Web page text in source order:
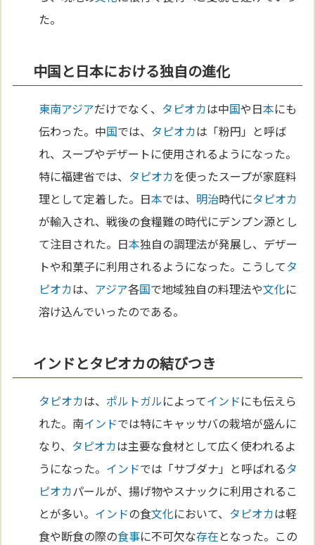
た。
中国と日本における独自の進化
東南アジアだけでなく、 タピオカは中国や日本にも
伝わった。中国では、 タピオカは「粉円」と呼ば
れ、スープやデザートに使用されるようになった。
特に福建省では、 タピオカを使ったスープが家庭料
理として定着した。日本では、 明治時代にタピオカ
が輸入され、戦後の食糧難の時代にデンプン源とし
て注目された。日本独自の調理法が発展し、デザー
トや和菓子に利用されるようになった。こうしてタ
ピオカは、 アジア各国で地域独自の料理法や文化に
溶け込んでいったのである。
インドとタピオカの結びつき
タピオカは、 ポルトガルによってインドにも伝えら
れた。南インドでは特にキャッサバの栽培が盛んに
なり、 タピオカは主要な食材として広く使われるよ
うになった。 インドでは「サブダナ」と呼ばれるタ
ピオカパールが、揚げ物やスナックに利用されるこ
とが多い。 インドの食文化において、 タピオカは軽
食や断食の際の食事に不可欠な存在となった。この